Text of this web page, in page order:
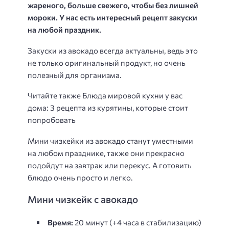
жареного, больше свежего, чтобы без лишней
мороки. У нас есть интересный рецепт закуски
на любой праздник.
Закуски из авокадо всегда актуальны, ведь это
не только оригинальный продукт, но очень
полезный для организма.
Читайте также Блюда мировой кухни у вас
дома: 3 рецепта из курятины, которые стоит
попробовать
Мини чизкейки из авокадо станут уместными
на любом празднике, также они прекрасно
подойдут на завтрак или перекус. А готовить
блюдо очень просто и легко.
Мини чизкейк с авокадо
Время: 20 минут (+4 часа в стабилизацию)